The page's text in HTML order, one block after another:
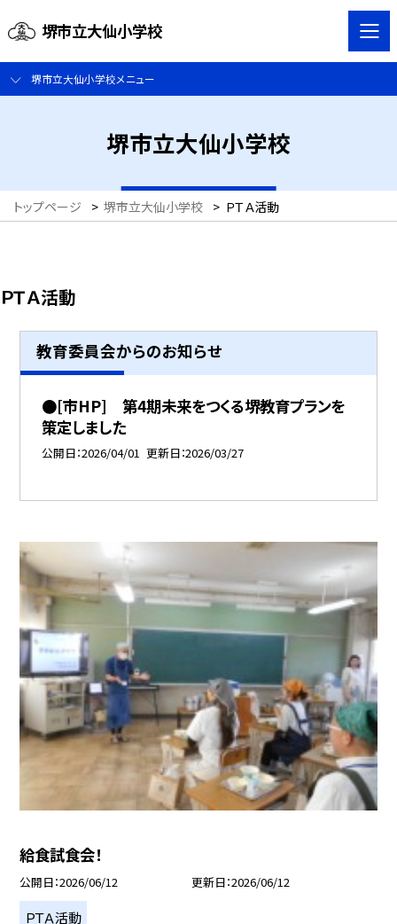
堺市立大仙小学校
堺市立大仙小学校メニュー
堺市立大仙小学校
トップページ > 堺市立大仙小学校 > ＰＴＡ活動
ＰＴＡ活動
教育委員会からのお知らせ
●[市HP] 第4期未来をつくる堺教育プランを
策定しました
公開日 2026/04/01 更新日 2026/03/27
給食試食会！
公開日 2026/06/12 更新日 2026/06/12
ＰＴＡ活動